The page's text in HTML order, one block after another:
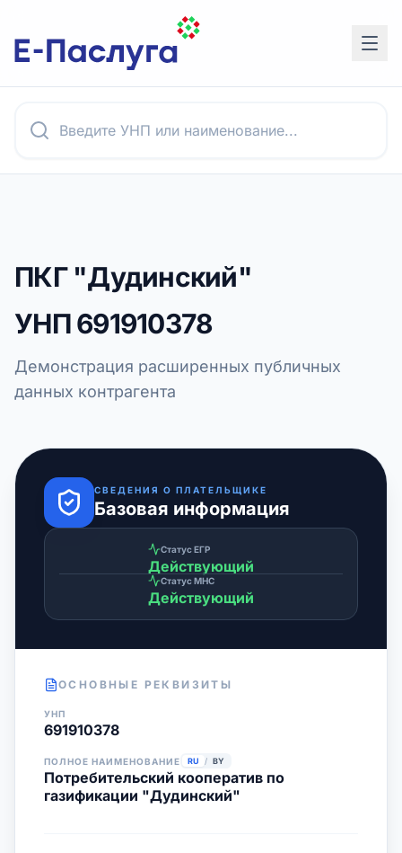
ПКГ "Дудинский"
УНП691910378
Демонстрация расширенных публичных
данных контрагента
СВЕДЕНИЯ О ПЛАТЕЛЬЩИКЕ
Базовая информация
Статус ЕГР
Действующий
Статус МНС
Действующий
ОСНОВНЫЕ РЕКВИЗИТЫ
УНП
691910378
ПОЛНОЕ НАИМЕНОВАНИЕ RU / BY
Потребительский кооператив по
газификации "Дудинский"